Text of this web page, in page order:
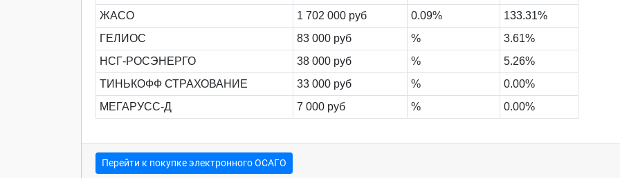
ЖАСО
1 702 000 руб 0.09%
133.31%
ГЕЛИОС
83 000 руб %
3.61%
НСГ-РОСЭНЕРГО
38 000 руб %
5.26%
ТИНЬКОФФ СТРАХОВАНИЕ
33 000 руб %
0.00%
МЕГАРУСС-Д
7 000 руб % 0.00%
Перейти к покупке электронного ОСАГО